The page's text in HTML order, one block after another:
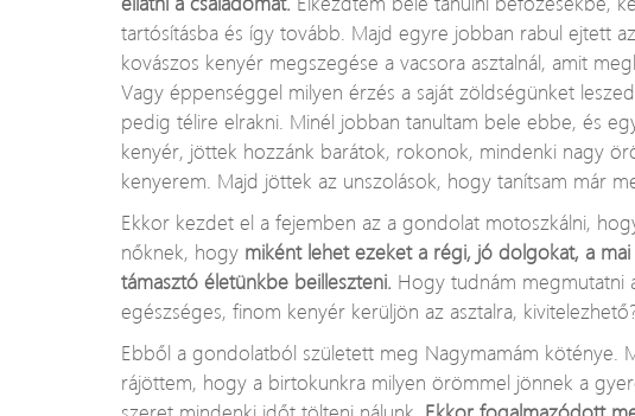
tartósításba és így tovább. Majd egyre jobban rabul ejtett
kovászos kenyér megszegése a vacsora asztalnál, amit
Vagy éppenséggel milyen érzés a saját zöldségünket
pedig télire elrakni. Minél jobban tanultam bele ebbe, és
kenyér, jöttek hozzánk barátok, rokonok, mindenki nagy
kenyerem. Majd jöttek az unszolások, hogy tanítsam már
Ekkor kezdet el a fejemben az a gondolat motoszkálni,
nőknek, hogy miként lehet ezeket a régi, jó dolgokat, a
támasztó életünkbe beilleszteni. Hogy tudnám megmutatni
egészséges, finom kenyér kerüljön az asztalra,
Ebből a gondolatból született meg Nagymamám köténye.
rájöttem, hogy a birtokunkra milyen örömmel jönnek a